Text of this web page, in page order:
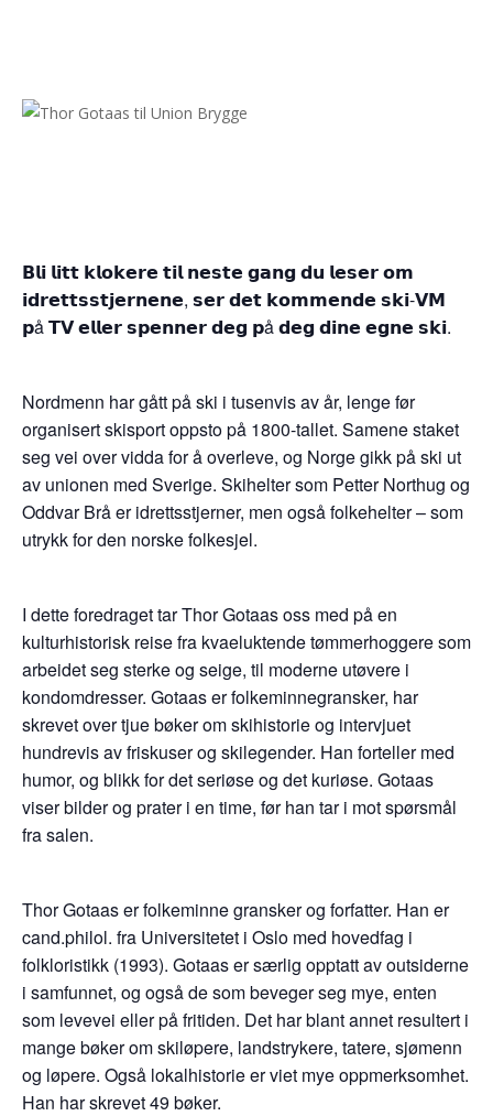
𝗕𝗹𝗶 𝗹𝗶𝘁𝘁 𝗸𝗹𝗼𝗸𝗲𝗿𝗲 𝘁𝗶𝗹 𝗻𝗲𝘀𝘁𝗲 𝗴𝗮𝗻𝗴 𝗱𝘂 𝗹𝗲𝘀𝗲𝗿 𝗼𝗺
𝗶𝗱𝗿𝗲𝘁𝘁𝘀𝘀𝘁𝗷𝗲𝗿𝗻𝗲𝗻𝗲, 𝘀𝗲𝗿 𝗱𝗲𝘁 𝗸𝗼𝗺𝗺𝗲𝗻𝗱𝗲 𝘀𝗸𝗶-𝗩𝗠
𝗽å 𝗧𝗩 𝗲𝗹𝗹𝗲𝗿 𝘀𝗽𝗲𝗻𝗻𝗲𝗿 𝗱𝗲𝗴 𝗽å 𝗱𝗲𝗴 𝗱𝗶𝗻𝗲 𝗲𝗴𝗻𝗲 𝘀𝗸𝗶.
Nordmenn har gått på ski i tusenvis av år, lenge før
organisert skisport oppsto på 1800-tallet. Samene staket
seg vei over vidda for å overleve, og Norge gikk på ski ut
av unionen med Sverige. Skihelter som Petter Northug og
Oddvar Brå er idrettsstjerner, men også folkehelter – som
utrykk for den norske folkesjel.
I dette foredraget tar Thor Gotaas oss med på en
kulturhistorisk reise fra kvaeluktende tømmerhoggere som
arbeidet seg sterke og seige, til moderne utøvere i
kondomdresser. Gotaas er folkeminnegransker, har
skrevet over tjue bøker om skihistorie og intervjuet
hundrevis av friskuser og skilegender. Han forteller med
humor, og blikk for det seriøse og det kuriøse. Gotaas
viser bilder og prater i en time, før han tar i mot spørsmål
fra salen.
Thor Gotaas er folkeminne gransker og forfatter. Han er
cand.philol. fra Universitetet i Oslo med hovedfag i
folkloristikk (1993). Gotaas er særlig opptatt av outsiderne
i samfunnet, og også de som beveger seg mye, enten
som levevei eller på fritiden. Det har blant annet resultert i
mange bøker om skiløpere, landstrykere, tatere, sjømenn
og løpere. Også lokalhistorie er viet mye oppmerksomhet.
Han har skrevet 49 bøker.